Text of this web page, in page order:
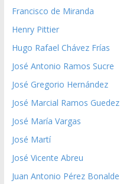
Francisco de Miranda
Henry Pittier
Hugo Rafael Chávez Frías
José Antonio Ramos Sucre
José Gregorio Hernández
José Marcial Ramos Guedez
José María Vargas
José Martí
José Vicente Abreu
Juan Antonio Pérez Bonalde